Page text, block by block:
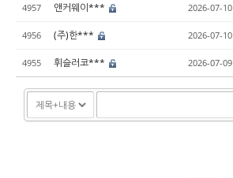
4957 앤커웨이*** 2026-07-10
4956 (주)한*** 2026-07-10
4955 휘슬러코*** 2026-07-09